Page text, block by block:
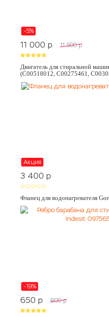
-5%
11 000 p 11 500 p
Двигатель для стиральной
(C00518012, C00275461,
Акция
3 400 p
Фланец для водонагревателя
-19%
650 p 800 p